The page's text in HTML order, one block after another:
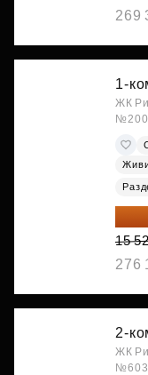
269
1-
ЖК
№200
12
15
276
2-
ЖК
№603